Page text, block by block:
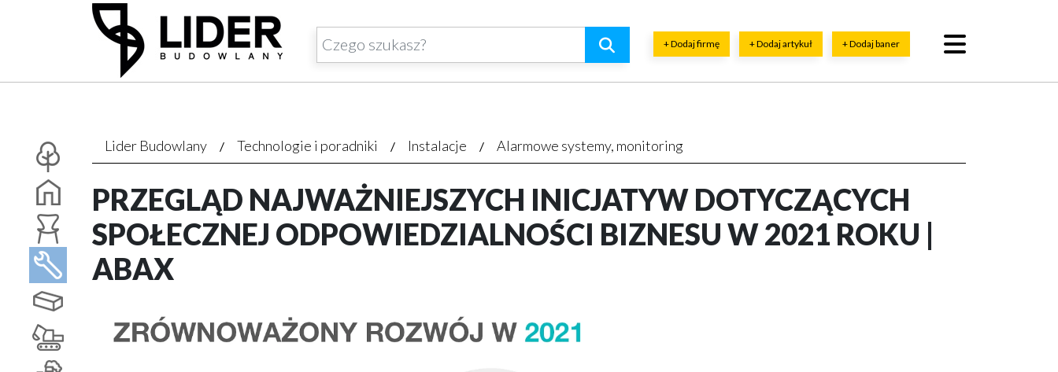
+ Dodaj firmę + Dodaj artykuł + Dodaj baner
Lider Budowlany Technologie i poradniki Instalacje Alarmowe systemy, monitoring
PRZEGLĄD NAJWAŻNIEJSZYCH INICJATYW DOTYCZĄCYCH
SPOŁECZNEJ ODPOWIEDZIALNOŚCI BIZNESU W 2021 ROKU |
ABAX